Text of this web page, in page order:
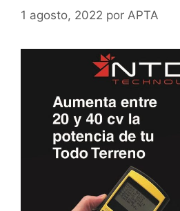
1 agosto, 2022 por APTA